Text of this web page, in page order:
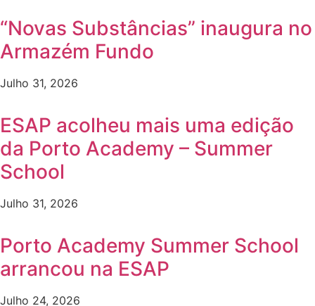
“Novas Substâncias” inaugura no
Armazém Fundo
Julho 31, 2026
ESAP acolheu mais uma edição
da Porto Academy – Summer
School
Julho 31, 2026
Porto Academy Summer School
arrancou na ESAP
Julho 24, 2026